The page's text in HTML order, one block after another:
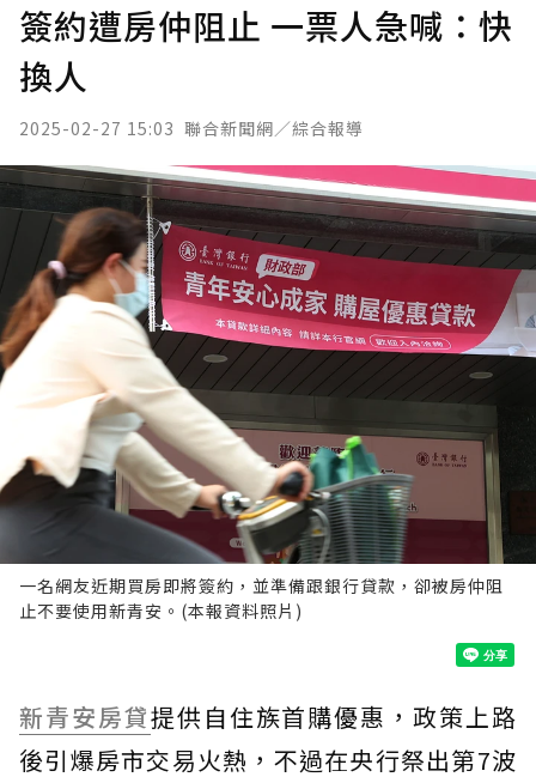
簽約遭房仲阻止 一票人急喊：快
換人
2025-02-27 15:03 聯合新聞網／綜合報導
一名網友近期買房即將簽約，並準備跟銀行貸款，卻被房仲阻
止不要使用新青安。(本報資料照片)
新青安房貸提供自住族首購優惠，政策上路
後引爆房市交易火熱，不過在央行祭出第7波